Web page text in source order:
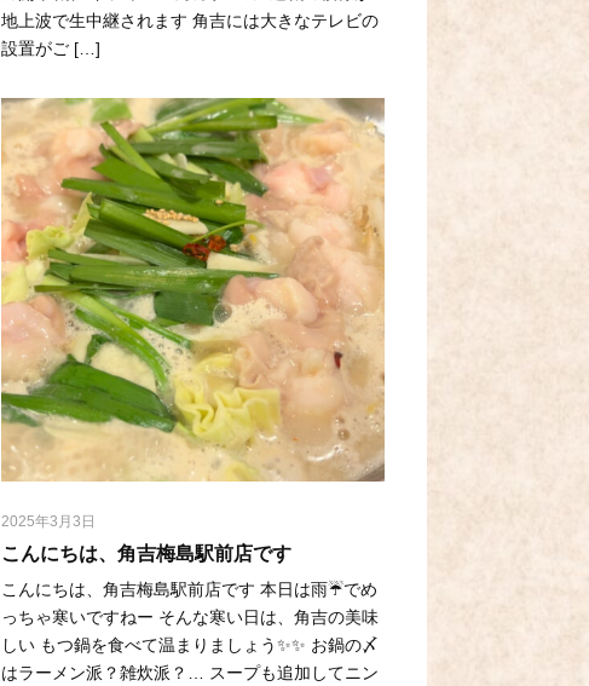
地上波で生中継されます 角吉には大きなテレビの
設置がご […]
2025年3月3日
こんにちは、角吉梅島駅前店です
こんにちは、角吉梅島駅前店です 本日は雨☔でめ
っちゃ寒いですねー そんな寒い日は、角吉の美味
しい もつ鍋を食べて温まりましょう✨✨ お鍋の〆
はラーメン派？雑炊派？… スープも追加してニン